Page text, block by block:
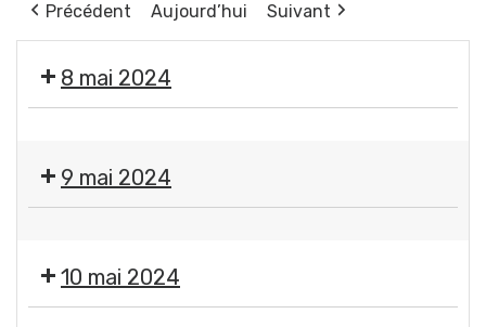
Précédent
Aujourd’hui Suivant
8 mai 2024
des
services
9 mai 2024
des
services
10 mai 2024